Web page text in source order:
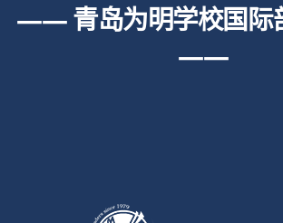
—— 青岛为明学校国际
——